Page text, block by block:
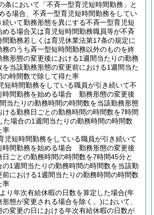
条において「不斉一型育児短時間勤務」と
る場合、不斉一型育児短時間勤務をしてい
続いて勤務形態を異にする不斉一型育児短
める場合又は育児短時間勤務職員等が不斉
間勤務若しくは育児休業法第17条の規定に
務のうち斉一型短時間勤務以外のものを終
形態の変更後における1週間当たりの勤務
を当該勤務形態の変更前における1週間当た
の時間数で除して得た率
短時間勤務をしている職員が引き続いて不
時間勤務を始める場合 勤務形態の変更後
当たりの勤務時間の時間数を当該勤務形態
ける勤務日ごとの勤務時間の時間数を7時間
た場合の1週間当たりの勤務時間の時間数
率
児短時間勤務をしている職員が引き続いて
時間勤務を始める場合 勤務形態の変更後
日ごとの勤務時間の時間数を7時間45分と
の1週間当たりの勤務時間の時間数を当該勤
前における1週間当たりの勤務時間の時間数
率
り年次有給休暇の日数を算定した場合(年
形態が変更される場合を除く。)において、
の変更の日における年次有給休暇の日数が